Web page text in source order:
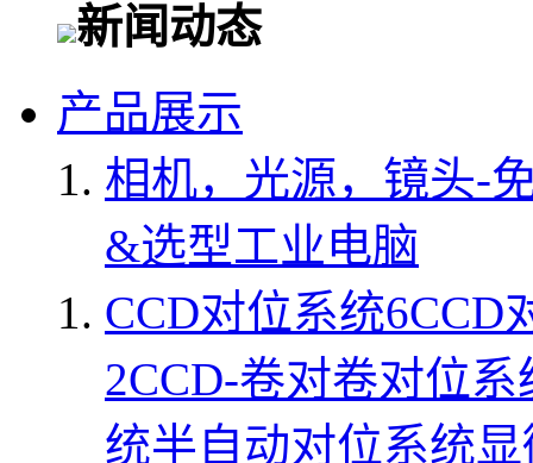
新闻动态
产品展示
相机，光源，镜头-
&选型工业电脑
CCD对位系统6CCD
2CCD-卷对卷对位系
统半自动对位系统